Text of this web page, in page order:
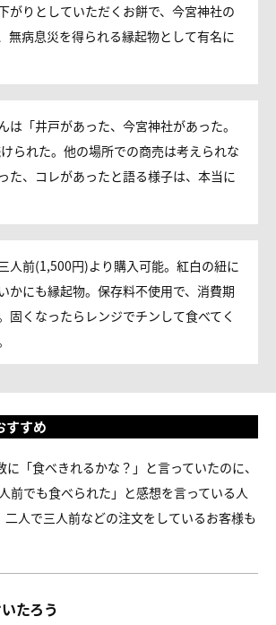
がりとしていただくお餅で、今宮神社の
無病息災を得られる縁起物として有名に
は「井戸があった、今宮神社があった。
られた。他の場所での商売は考えられな
た、コレがあったと語る様子は、本当に
人前(1,500円)より購入可能。紅白の紐に
かにも縁起物。保存料不使用で、消費期
固くなったらレンジでチンして食べてく
すすめ
「食べきれるかな？」と言っていたのに、
前でも食べられた」と感想を言っている人
二人で三人前などの注文をしているお客様も
たろう